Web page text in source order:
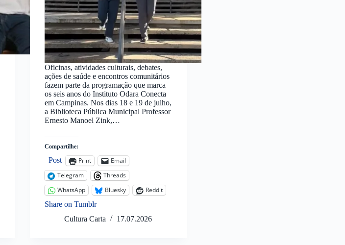
Oficinas, atividades culturais, debates,
ações de saúde e encontros comunitários
fazem parte da programação que marca
os seis anos do Instituto Odara Conecta
em Campinas. Nos dias 18 e 19 de julho,
a Biblioteca Pública Municipal Professor
Ernesto Manoel Zink,…
Compartilhe:
Post Print
Email
Telegram
Threads
WhatsApp
Bluesky
Reddit
Share on Tumblr
Cultura Carta
17.07.2026